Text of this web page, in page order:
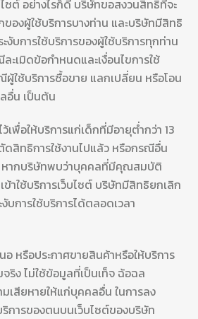
ซต์ อย่างไรก็ดี บริษัทขอสงวนสิทธิที่จะ
องผู้ใช้บริการบางท่าน และบริษัทมีสิทธิ
งับการใช้บริการของผู้ใช้บริการทุกท่าน
ะเมิดข้อกำหนดและเงื่อนไขการใช้
ผู้ใช้บริการซื้อขาย แลกเปลี่ยน หรือโอน
อื่น เป็นต้น
เพื่อให้บริการแก่เด็กที่มีอายุต่ำกว่า 13
สิทธิการใช้งานไปแล้ว หรือกรณีอื่น
ากบริษัทพบว่าบุคคลที่มีคุณสมบัติ
าใช้บริการเว็บไซต์ บริษัทมีสิทธิยกเลิก
บการใช้บริการได้ตลอดเวลา
อ หรือประกาศขายสินค้าหรือให้บริการ
ริง ไม่ใช้ข้อมูลที่เป็นเท็จ ฉ้อฉล
เสียหายให้แก่บุคคลอื่น ในการลง
การของตนบนเว็บไซต์ของบริษัท